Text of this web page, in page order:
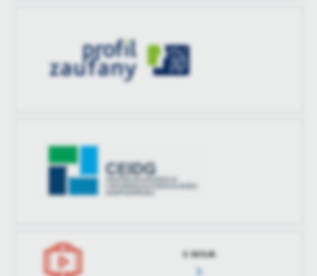
E-SESJA